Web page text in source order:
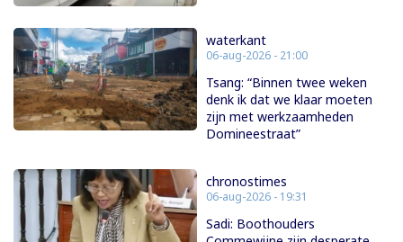
waterkant
06-aug-2026 - 21:00
Tsang: “Binnen twee weken
denk ik dat we klaar moeten
zijn met werkzaamheden
Domineestraat”
chronostimes
06-aug-2026 - 19:31
Sadi: Boothouders